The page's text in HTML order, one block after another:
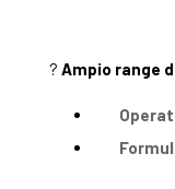
? Ampio range